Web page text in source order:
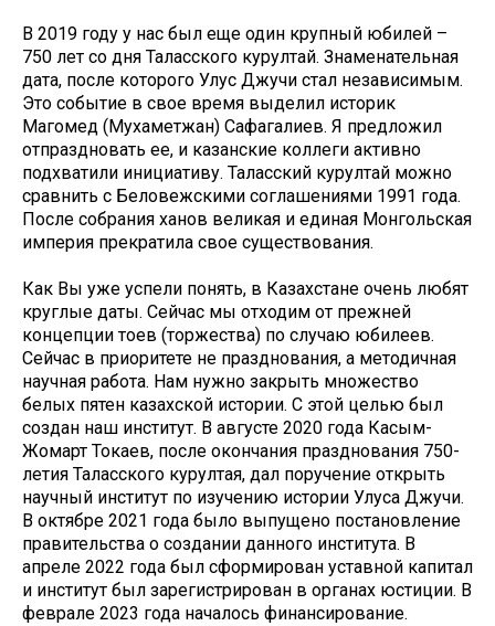
В 2019 году у нас был еще один крупный юбилей –
750 лет со дня Таласского курултай. Знаменательная
дата, после которого Улус Джучи стал независимым.
Это событие в свое время выделил историк
Магомед (Мухаметжан) Сафагалиев. Я предложил
отпраздновать ее, и казанские коллеги активно
подхватили инициативу. Таласский курултай можно
сравнить с Беловежскими соглашениями 1991 года.
После собрания ханов великая и единая Монгольская
империя прекратила свое существования.
Как Вы уже успели понять, в Казахстане очень любят
круглые даты. Сейчас мы отходим от прежней
концепции тоев (торжества) по случаю юбилеев.
Сейчас в приоритете не празднования, а методичная
научная работа. Нам нужно закрыть множество
белых пятен казахской истории. С этой целью был
создан наш институт. В августе 2020 года Касым-
Жомарт Токаев, после окончания празднования 750-
летия Таласского курултая, дал поручение открыть
научный институт по изучению истории Улуса Джучи.
В октябре 2021 года было выпущено постановление
правительства о создании данного института. В
апреле 2022 года был сформирован уставной капитал
и институт был зарегистрирован в органах юстиции. В
феврале 2023 года началось финансирование.